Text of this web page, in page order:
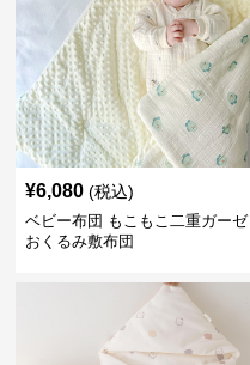
¥6,080 (税込)
ベビー布団 もこもこ二重ガーゼ
おくるみ敷布団